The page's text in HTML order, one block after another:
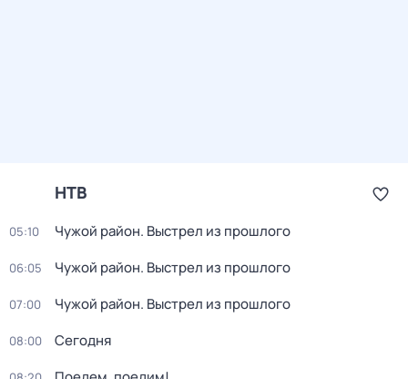
НТВ
05:10 Чужой район. Выстрел из прошлого
06:05 Чужой район. Выстрел из прошлого
07:00 Чужой район. Выстрел из прошлого
08:00 Сегодня